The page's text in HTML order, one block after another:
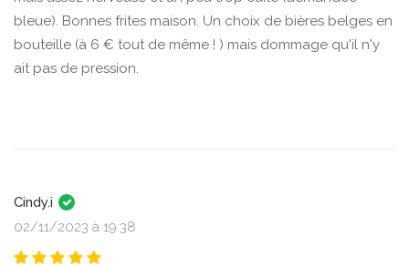
bleue). Bonnes frites maison. Un choix de bières belges en
bouteille (à 6 € tout de même ! ) mais dommage qu'il n'y
ait pas de pression.
Cindy.i
02/11/2023 à 19:38